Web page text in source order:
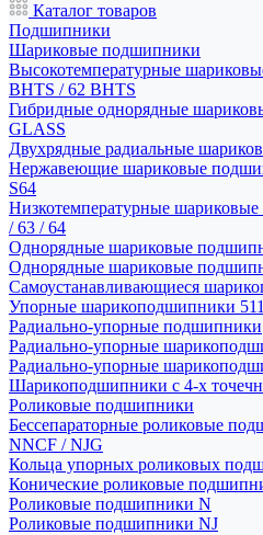
Каталог товаров
Подшипники
Шариковые подшипники
Высокотемпературные
BHTS / 62 BHTS
Гибридные однорядные
GLASS
Двухрядные радиальные
Нержавеющие шариковые
S64
Низкотемпературные
/ 63 / 64
Однорядные шариковые
Однорядные шариковые
Самоустанавливающиеся
Упорные шарикоподшипники
Радиально-упорные подшипники
Радиально-упорные
Радиально-упорные
Шарикоподшипники с 4-х
Роликовые подшипники
Бессепараторные роликовые
NNCF / NJG
Кольца упорных роликовых
Конические роликовые
Роликовые подшипники N
Роликовые подшипники NJ